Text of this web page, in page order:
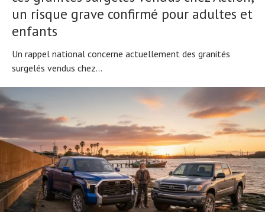
un risque grave confirmé pour adultes et
enfants
Un rappel national concerne actuellement des granités
surgelés vendus chez...